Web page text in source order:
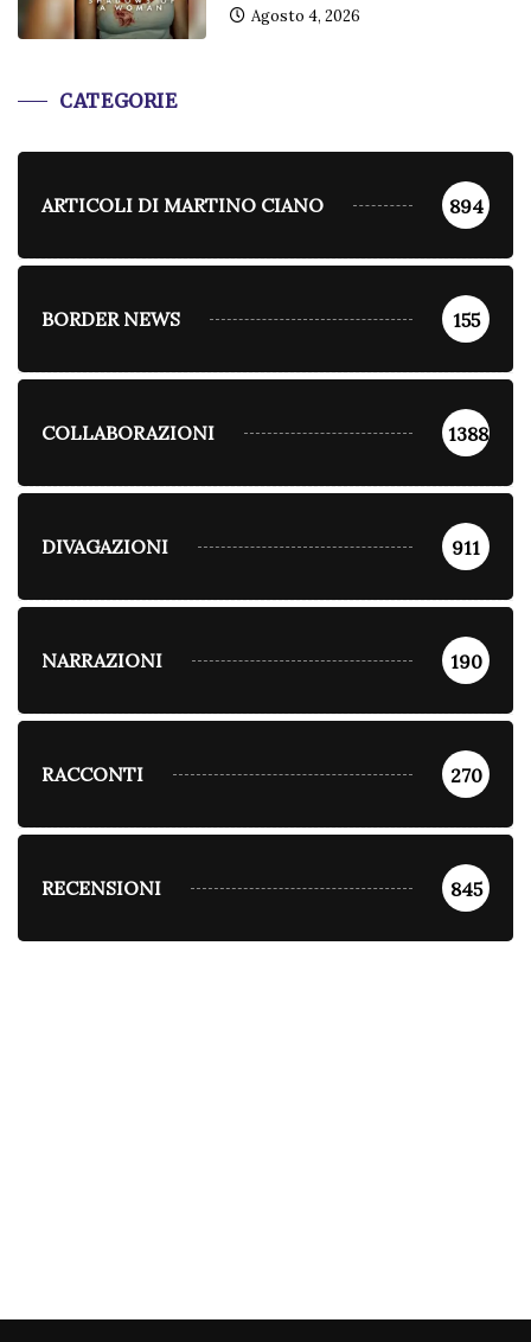
Agosto 4, 2026
CATEGORIE
ARTICOLI DI MARTINO CIANO 894
BORDER NEWS 155
COLLABORAZIONI 1388
DIVAGAZIONI 911
NARRAZIONI 190
RACCONTI 270
RECENSIONI 845